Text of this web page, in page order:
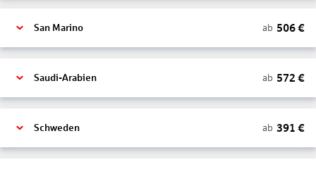
San Marino ab 506€
Saudi-Arabien ab 572 €
Schweden ab 391 €